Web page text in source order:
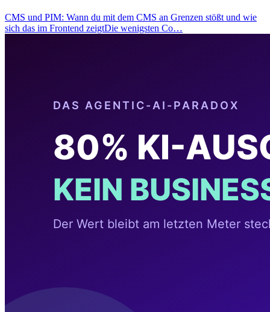
CMS und PIM: Wann du mit dem CMS an Grenzen stößt und wie
sich das im Frontend zeigtDie wenigsten Co…